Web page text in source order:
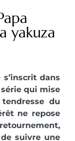
yakuza
dans
qui mise
du
ne repose
suivre une